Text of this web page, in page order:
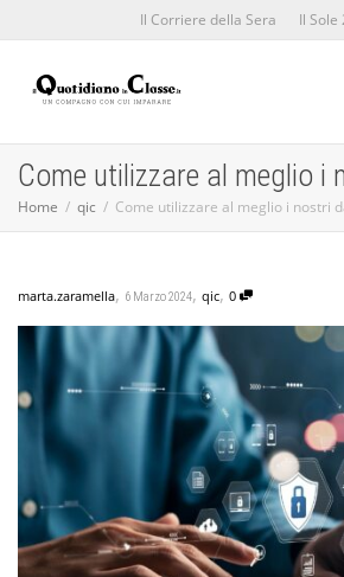
Il Corriere della Sera Il Sole
Come utilizzare al meglio i
Home qic Come utilizzare al meglio i nostri
marta.zaramella, 6 Marzo 2024, qic, 0